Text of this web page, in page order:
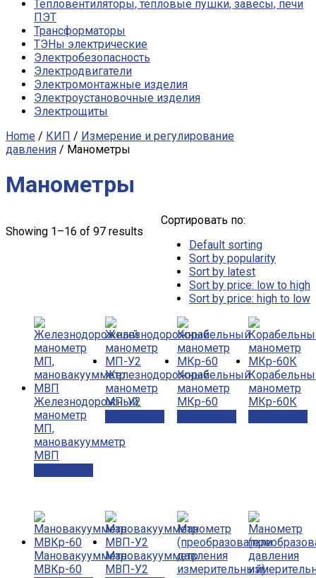
Тепловентиляторы, тепловые пушки, завесы, печи
ПЭТ
Трансформаторы
ТЭНы электрические
Электробезопасность
Электродвигатели
Электромонтажные изделия
Электроустановочные изделия
Электрощиты
Home / КИП / Измерение и регулирование
давления / Манометры
Манометры
Showing 1–16 of 97 results
Сортировать по:
Default sorting
Sort by popularity
Sort by latest
Sort by price: low to high
Sort by price: high to low
Железнодорожный
манометр
МП,
мановакуумметр
МВП
Железнодорожный
манометр
МП-У2
Корабельный
манометр
МКр-60
манометр
МКр-60К
Мановакуумметр
МВКр-60
Мановакуумметр
МВП-У2